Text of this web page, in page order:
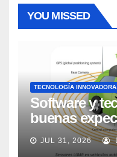
YOU MISSED
TECNOLOGÍA INNOVADORA
Software y
buenas
los próximos
Market Watch
JUL 31, 2026